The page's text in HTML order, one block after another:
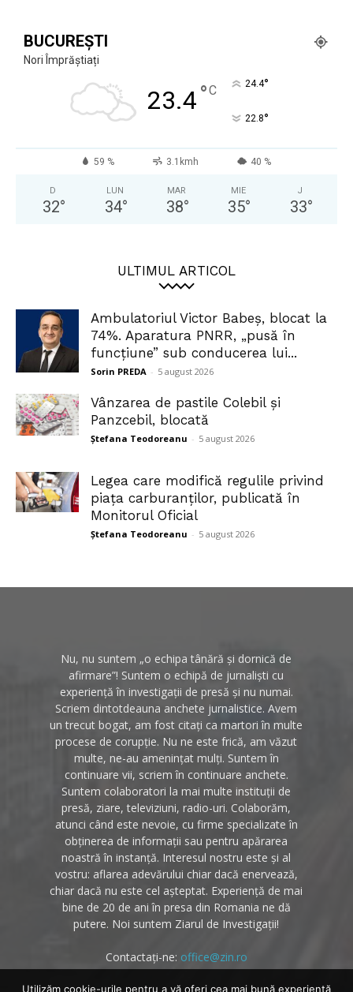
BUCUREȘTI
Nori Împrăștiați
23.4°C 24.4°
22.8°
59 % 3.1kmh 40 %
D
32°
LUN
34°
MAR
38°
MIE
35°
J
33°
ULTIMUL ARTICOL
Ambulatoriul Victor Babeș, blocat la
74%. Aparatura PNRR, „pusă în
funcțiune” sub conducerea lui...
Sorin PREDA - 5 august 2026
Vânzarea de pastile Colebil și
Panzcebil, blocată
Ștefana Teodoreanu - 5 august 2026
Legea care modifică regulile privind
piața carburanților, publicată în
Monitorul Oficial
Ștefana Teodoreanu - 5 august 2026
Nu, nu suntem „o echipa tânără și dornică de
afirmare”! Suntem o echipă de jurnaliști cu
experiență în investigații de presă și nu numai.
Scriem dintotdeauna anchete jurnalistice. Avem
un trecut bogat, am fost citați ca martori în multe
procese de corupție. Nu ne este frică, am văzut
multe, ne-au amenințat mulți. Suntem în
continuare vii, scriem în continuare anchete.
Suntem colaboratori la mai multe instituții de
presă, ziare, televiziuni, radio-uri. Colaborăm,
atunci când este nevoie, cu firme specializate în
obținerea de informații sau pentru apărarea
noastră în instanță. Interesul nostru este și al
vostru: aflarea adevărului chiar dacă enervează,
chiar dacă nu este cel așteptat. Experiență de mai
bine de 20 de ani în presa din Romania ne dă
putere. Noi suntem Ziarul de Investigații!
Contactați-ne: office@zin.ro
Utilizăm cookie-urile pentru a vă oferi cea mai bună experiență